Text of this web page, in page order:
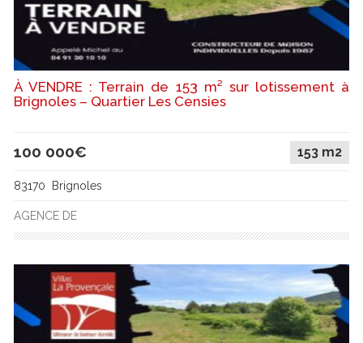
À VENDRE : Terrain de 153 m² sur lotissement à
Brignoles – Quartier Les Censies
100 000€ 153 m2
83170 Brignoles
AGENCE DE